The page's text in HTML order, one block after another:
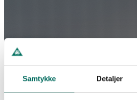
Samtykke Detaljer